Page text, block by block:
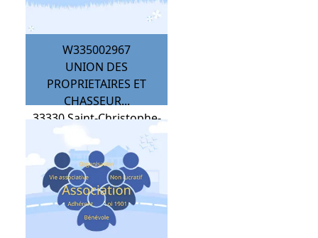
W335002967
UNION DES
PROPRIETAIRES ET
CHASSEUR...
33330Saint-Christophe-